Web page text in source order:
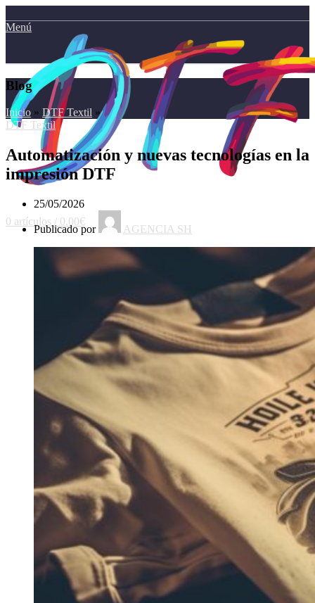
Menú
0 artículos / 0.00€
Blog
Inicio » DTF Textil »
DTF Textil
Automatización y nuevas tecnologías en la
impresión DTF
25/05/2026
Publicado por AGENCIA SH